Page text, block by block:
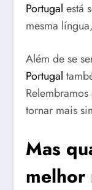
Portugal está
mesma
Além de se
Portugal
tornar mais
Mas